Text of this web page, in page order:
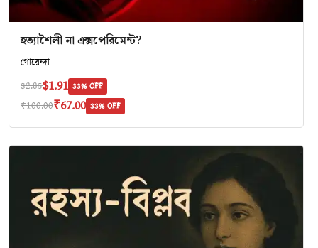
হত্যাশৈলী না এক্সপেরিমেন্ট?
গোয়েন্দা
$2.85$1.91 33% OFF
₹100.00₹67.00 33% OFF